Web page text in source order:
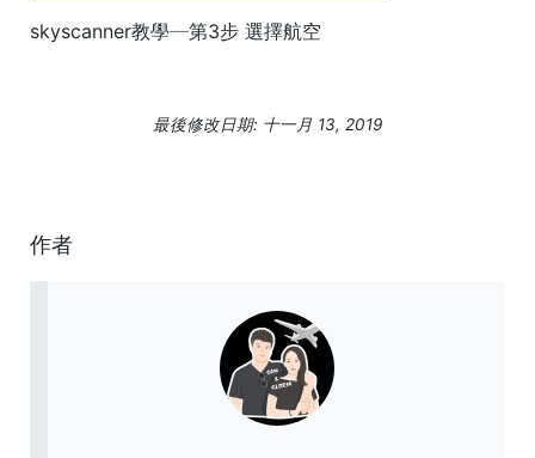
skyscanner教學─第3步 選擇航空
最後修改日期: 十一月 13, 2019
作者